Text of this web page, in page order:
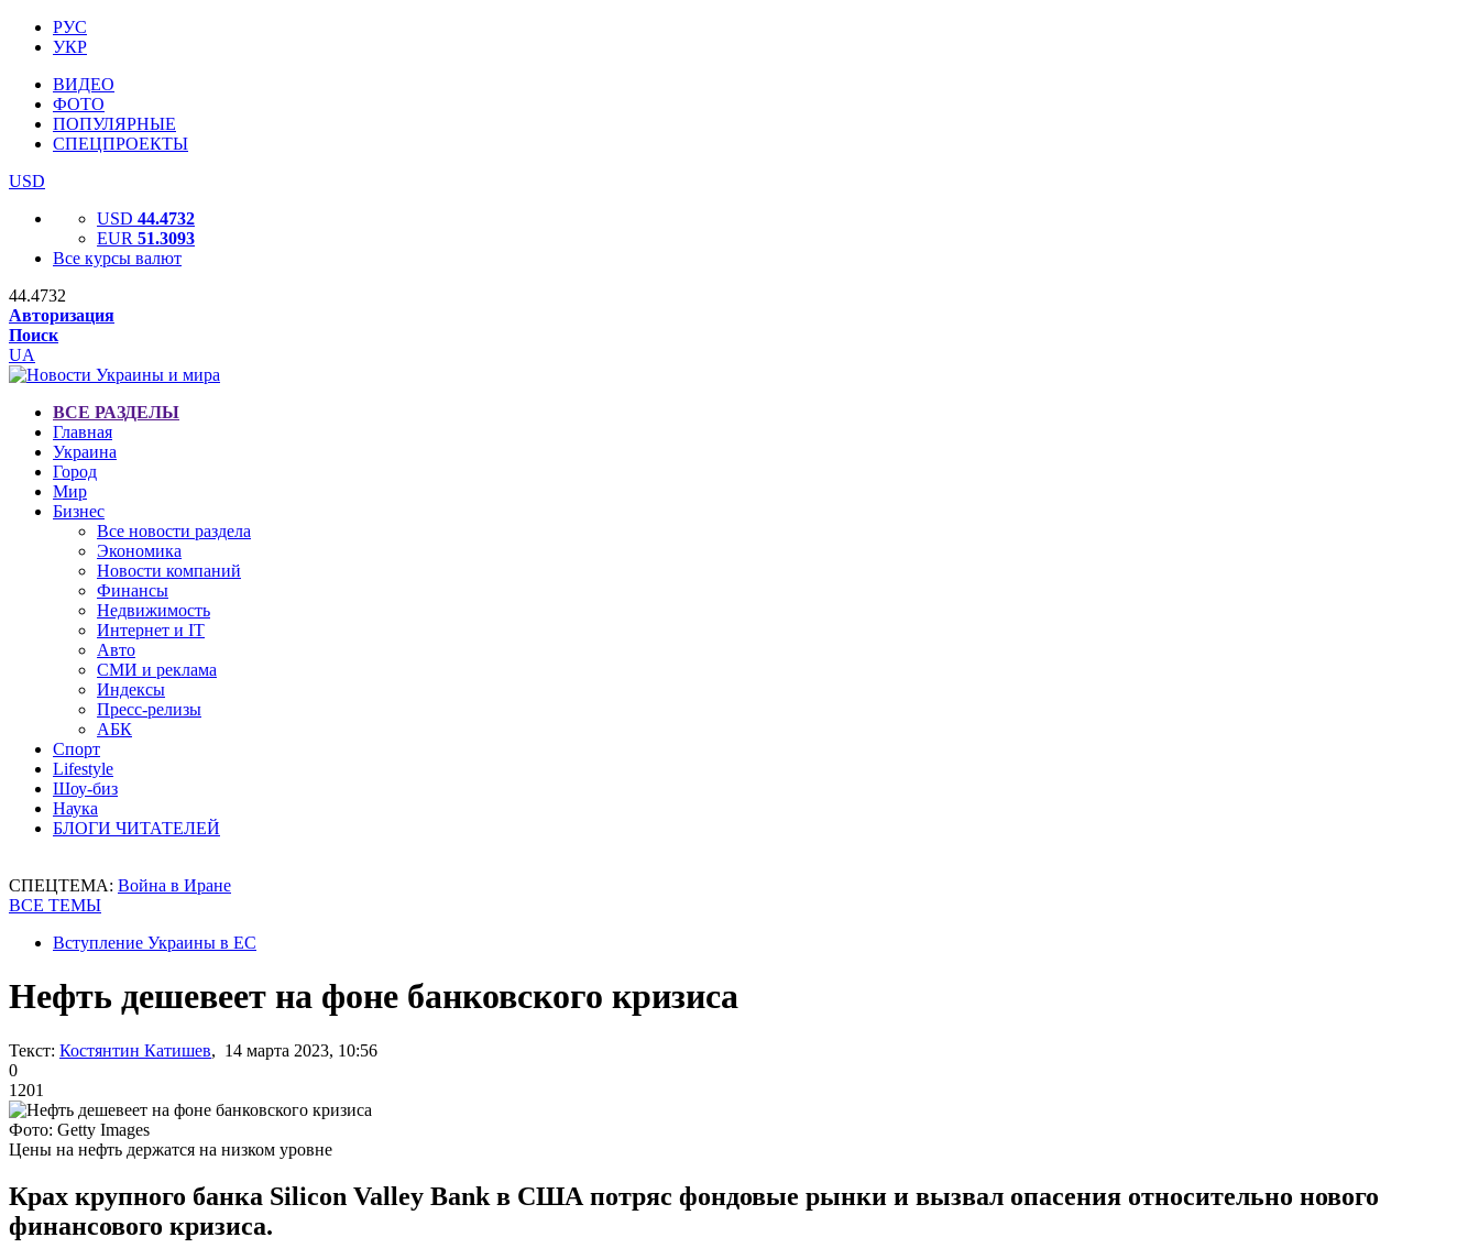
РУС
УКР
ВИДЕО
ФОТО
ПОПУЛЯРНЫЕ
СПЕЦПРОЕКТЫ
USD
USD 44.4732
EUR 51.3093
Все курсы валют
44.4732
Авторизация
Поиск
UA
ВСЕ РАЗДЕЛЫ
Главная
Украина
Город
Мир
Бизнес
Все новости раздела
Экономика
Новости компаний
Финансы
Недвижимость
Интернет и IT
Авто
СМИ и реклама
Индексы
Пресс-релизы
АБК
Спорт
Lifestyle
Шоу-биз
Наука
БЛОГИ ЧИТАТЕЛЕЙ
СПЕЦТЕМА: Война в Иране
ВСЕ ТЕМЫ
Вступление Украины в ЕС
Нефть дешевеет на фоне банковского кризиса
Текст: Костянтин Катишев, 14 марта 2023, 10:56
0
1201
Фото: Getty Images
Цены на нефть держатся на низком уровне
Крах крупного банка Silicon Valley Bank в США потряс фондовые рынки и вызвал опасения относительно нового
финансового кризиса.